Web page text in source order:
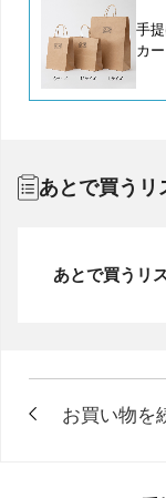
手
カ
あとで買うリ
あとで買うリ